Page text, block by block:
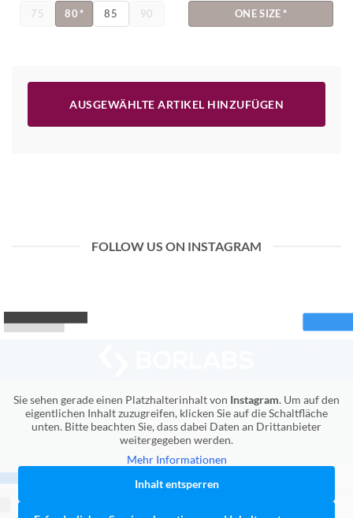
75 80* 85 90 ONE SIZE*
AUSGEWÄHLTE ARTIKEL HINZUFÜGEN
FOLLOW US ON INSTAGRAM
Sie sehen gerade einen Platzhalterinhalt von Instagram. Um auf den
eigentlichen Inhalt zuzugreifen, klicken Sie auf die Schaltfläche
unten. Bitte beachten Sie, dass dabei Daten an Drittanbieter
weitergegeben werden.
Mehr Informationen
Inhalt entsperren